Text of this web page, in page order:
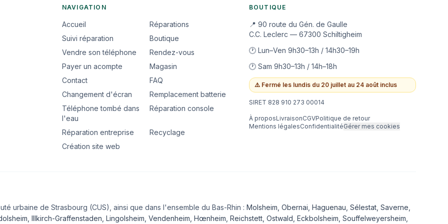
NAVIGATION
Accueil
Réparations
Suivi réparation
Boutique
Vendre son téléphone
Rendez-vous
Payer un acompte
Magasin
Contact
FAQ
Changement d'écran
Remplacement batterie
Téléphone tombé dans
l'eau
Réparation console
Réparation entreprise
Recyclage
Création site web
BOUTIQUE
📍 90 route du Gén. de Gaulle
C.C. Leclerc — 67300 Schiltigheim
🕐 Lun–Ven 9h30–13h / 14h30–19h
🕐 Sam 9h30–13h / 14h–18h
⚠️ Fermé les lundis du 20 juillet au 24 août inclus
SIRET 828 910 273 00014
À proposLivraisonCGVPolitique de retour
Mentions légalesConfidentialitéGérer mes cookies
urbaine de Strasbourg (CUS), ainsi que dans l'ensemble du Bas-Rhin : Molsheim Obernai Haguenau Sélestat Saverne
Illkirch-Graffenstaden Lingolsheim Vendenheim Hœnheim Reichstett Ostwald Eckbolsheim , Souffelweyersheim,